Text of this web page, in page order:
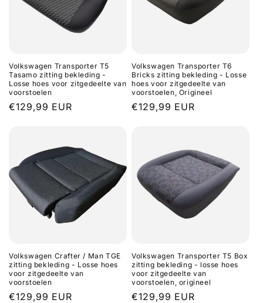
Volkswagen Transporter T5
Tasamo zitting bekleding -
Losse hoes voor zitgedeelte van
voorstoelen
Normale
€129,99 EUR
Volkswagen Transporter T6
Bricks zitting bekleding - Losse
hoes voor zitgedeelte van
voorstoelen, Origineel
Normale
€129,99 EUR
Volkswagen Crafter / Man TGE
zitting bekleding - Losse hoes
voor zitgedeelte van
voorstoelen
Normale
€129,99 EUR
Volkswagen Transporter T5 Box
zitting bekleding - losse hoes
voor zitgedeelte van
voorstoelen, origineel
Normale
€129,99 EUR